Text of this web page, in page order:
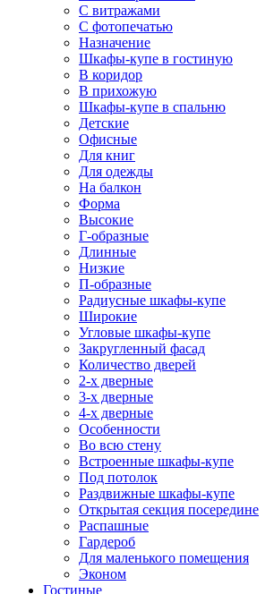
С витражами
С фотопечатью
Назначение
Шкафы-купе в гостиную
В коридор
В прихожую
Шкафы-купе в спальню
Детские
Офисные
Для книг
Для одежды
На балкон
Форма
Высокие
Г-образные
Длинные
Низкие
П-образные
Радиусные шкафы-купе
Широкие
Угловые шкафы-купе
Закругленный фасад
Количество дверей
2-х дверные
3-х дверные
4-х дверные
Особенности
Во всю стену
Встроенные шкафы-купе
Под потолок
Раздвижные шкафы-купе
Открытая секция посередине
Распашные
Гардероб
Для маленького помещения
Эконом
Гостиные